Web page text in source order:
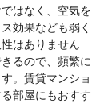
はなく、空気を
効果なども弱く
はありません
るので、頻繁に
。賃貸マンショ
部屋にもおすす